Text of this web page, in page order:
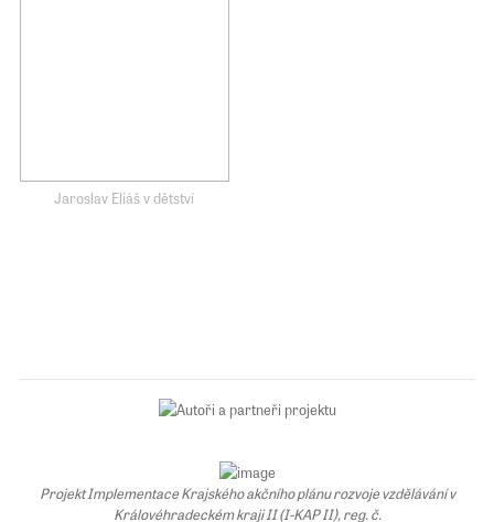
Jaroslav Eliáš v dětství
Projekt Implementace Krajského akčního plánu rozvoje vzdělávání v
Královéhradeckém kraji II (I-KAP II), reg. č.